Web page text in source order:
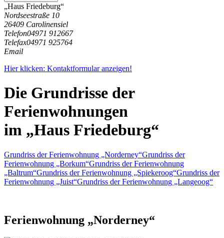
„Haus Friedeburg“
Nordseestraße 10
26409 Carolinensiel
Telefon04971 912667
Telefax04971 925764
Email
Hier klicken: Kontaktformular anzeigen!
Die Grundrisse der
Ferienwohnungen
im „Haus Friedeburg“
Grundriss der Ferienwohnung „Norderney“Grundriss der
Ferienwohnung „Borkum“Grundriss der Ferienwohnung
„Baltrum“Grundriss der Ferienwohnung „Spiekeroog“Grundriss der
Ferienwohnung „Juist“Grundriss der Ferienwohnung „Langeoog“
Ferienwohnung „Norderney“